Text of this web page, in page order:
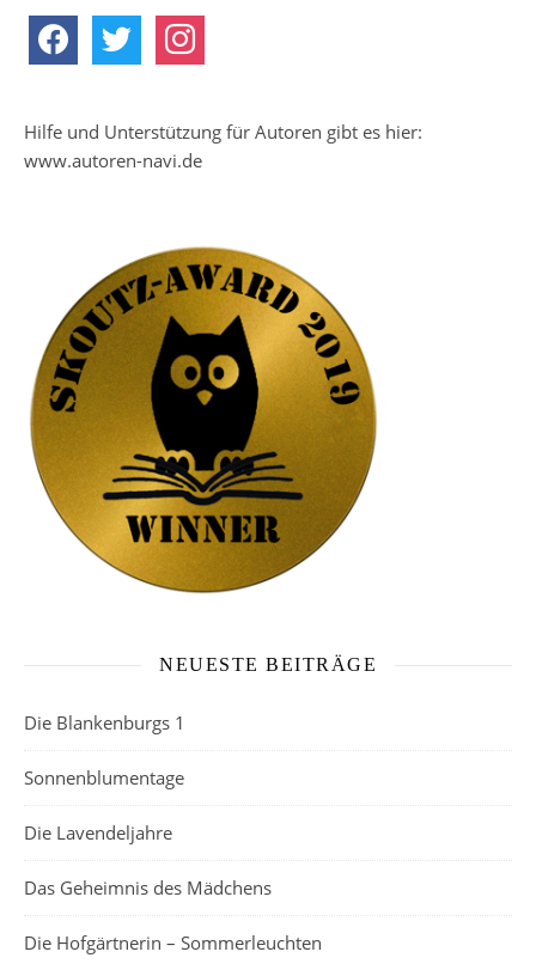
facebook twitter instagram
Hilfe und Unterstützung für Autoren gibt es hier:
www.autoren-navi.de
NEUESTE BEITRÄGE
Die Blankenburgs 1
Sonnenblumentage
Die Lavendeljahre
Das Geheimnis des Mädchens
Die Hofgärtnerin – Sommerleuchten